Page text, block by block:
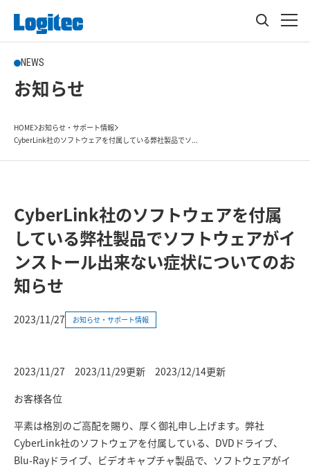
NEWS
お知らせ
HOME お知らせ・サポート情報
CyberLink社のソフトウェアを付属している弊社製品でソ...
CyberLink社のソフトウェアを付属
している弊社製品でソフトウェアがイ
ンストール出来ない症状についてのお
知らせ
2023/11/27 お知らせ・サポート情報
2023/11/27 2023/11/29更新 2023/12/14更新
お客様各位
平素は格別のご高配を賜り、厚く御礼申し上げます。弊社
CyberLink社のソフトウェアを付属している、DVDドライブ、
Blu-Rayドライブ、ビデオキャプチャ製品で、ソフトウェアがイ